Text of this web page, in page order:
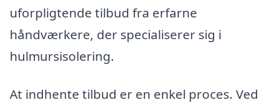
uforpligtende tilbud fra erfarne
håndværkere, der specialiserer sig i
hulmursisolering.
At indhente tilbud er en enkel proces. Ved